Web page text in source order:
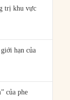
trị khu vực
hạn của
của phe